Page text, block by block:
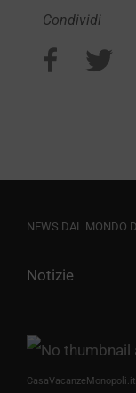
Condividi
NEWS DAL MONDO
Notizie